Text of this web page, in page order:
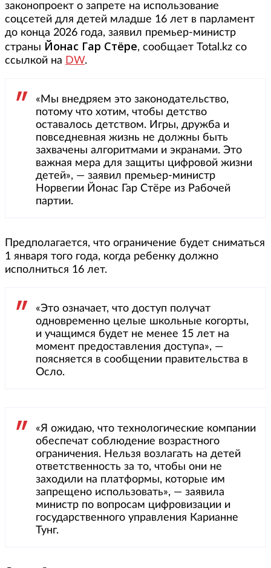
законопроект о запрете на использование
соцсетей для детей младше 16 лет в парламент
до конца 2026 года, заявил премьер-министр
страны Йонас Гар Стёре, сообщает Total.kz со
ссылкой на DW.
«Мы внедряем это законодательство,
потому что хотим, чтобы детство
оставалось детством. Игры, дружба и
повседневная жизнь не должны быть
захвачены алгоритмами и экранами. Это
важная мера для защиты цифровой жизни
детей», — заявил премьер-министр
Норвегии Йонас Гар Стёре из Рабочей
партии.
Предполагается, что ограничение будет сниматься
1 января того года, когда ребенку должно
исполниться 16 лет.
«Это означает, что доступ получат
одновременно целые школьные когорты,
и учащимся будет не менее 15 лет на
момент предоставления доступа», —
поясняется в сообщении правительства в
Осло.
«Я ожидаю, что технологические компании
обеспечат соблюдение возрастного
ограничения. Нельзя возлагать на детей
ответственность за то, чтобы они не
заходили на платформы, которые им
запрещено использовать», — заявила
министр по вопросам цифровизации и
государственного управления Карианне
Тунг.